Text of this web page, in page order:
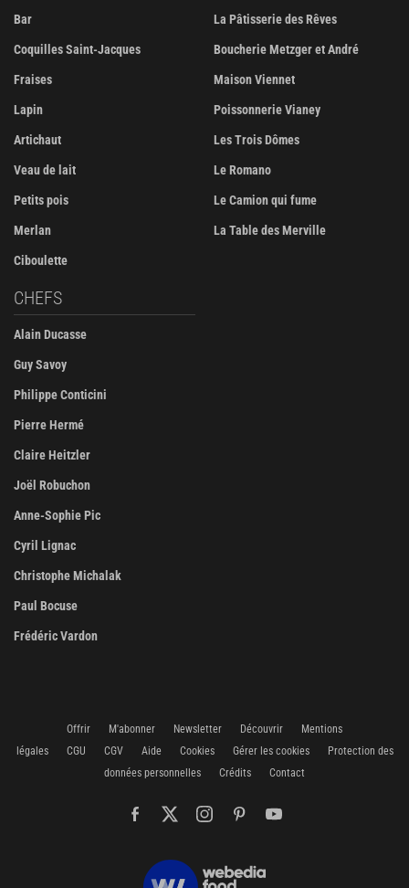
Bar
Coquilles Saint-Jacques
Fraises
Lapin
Artichaut
Veau de lait
Petits pois
Merlan
Ciboulette
La Pâtisserie des Rêves
Boucherie Metzger et André
Maison Viennet
Poissonnerie Vianey
Les Trois Dômes
Le Romano
Le Camion qui fume
La Table des Merville
CHEFS
Alain Ducasse
Guy Savoy
Philippe Conticini
Pierre Hermé
Claire Heitzler
Joël Robuchon
Anne-Sophie Pic
Cyril Lignac
Christophe Michalak
Paul Bocuse
Frédéric Vardon
Offrir M'abonner Newsletter Découvrir
Mentions
légales
CGU CGV Aide Cookies Gérer les cookies
Protection des
données personnelles
Crédits Contact